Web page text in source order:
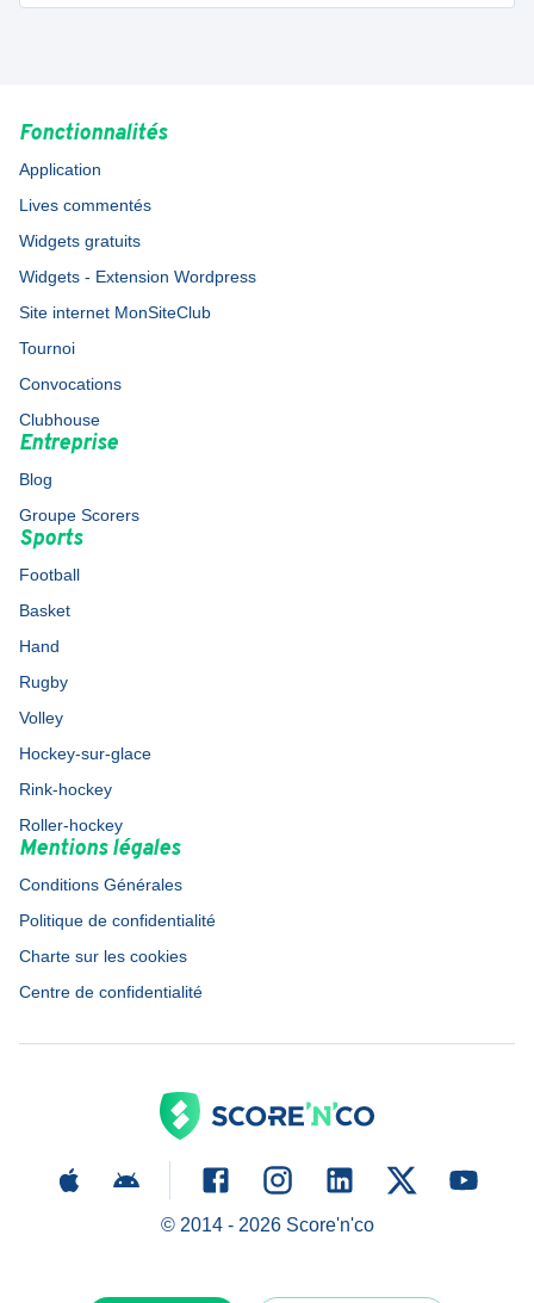
Fonctionnalités
Application
Lives commentés
Widgets gratuits
Widgets - Extension Wordpress
Site internet MonSiteClub
Tournoi
Convocations
Clubhouse
Entreprise
Blog
Groupe Scorers
Sports
Football
Basket
Hand
Rugby
Volley
Hockey-sur-glace
Rink-hockey
Roller-hockey
Mentions légales
Conditions Générales
Politique de confidentialité
Charte sur les cookies
Centre de confidentialité
© 2014 - 2026Score'n'co